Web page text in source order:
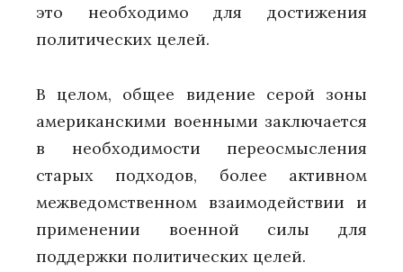
это необходимо для достижения
политических целей.
В целом, общее видение серой зоны
американскими военными заключается
в необходимости переосмысления
старых подходов, более активном
межведомственном взаимодействии и
применении военной силы для
поддержки политических целей.